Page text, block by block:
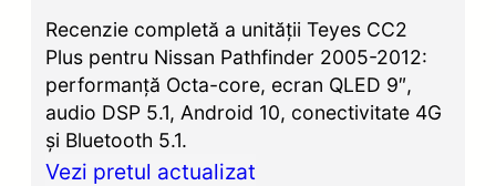
Recenzie completă a unității Teyes CC2
Plus pentru Nissan Pathfinder 2005-2012:
performanță Octa-core, ecran QLED 9″,
audio DSP 5.1, Android 10, conectivitate 4G
și Bluetooth 5.1.
Vezi pretul actualizat